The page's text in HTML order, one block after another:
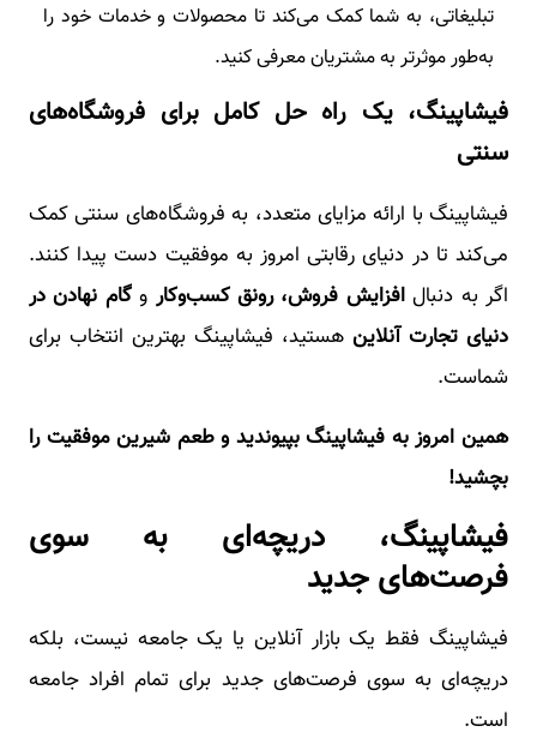
تبلیغاتی، به شما کمک می‌کند تا محصولات و خدمات خود را
به‌طور موثرتر به مشتریان معرفی کنید.
فیشاپینگ، یک راه حل کامل برای فروشگاه‌های
سنتی
فیشاپینگ با ارائه مزایای متعدد، به فروشگاه‌های سنتی کمک
می‌کند تا در دنیای رقابتی امروز به موفقیت دست پیدا کنند.
اگر به دنبالافزایش فروش، رونق کسب‌وکار وگام نهادن در
دنیای تجارت آنلاین هستید، فیشاپینگ بهترین انتخاب برای
شماست.
همین امروز به فیشاپینگ بپیوندید و طعم شیرین موفقیت را
بچشید!
فیشاپینگ، دریچه‌ای به سوی
فرصت‌های جدید
فیشاپینگ فقط یک بازار آنلاین یا یک جامعه نیست، بلکه
دریچه‌ای به سوی فرصت‌های جدید برای تمام افراد جامعه
است.